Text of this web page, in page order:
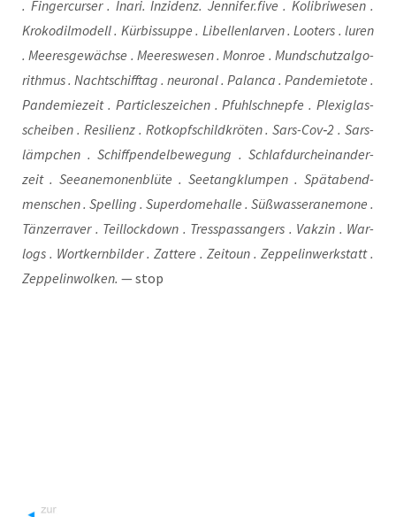
. Fin­ger­cur­ser . Ina­ri. Inzi­denz. Jennifer.five . Koli­bri­we­sen .
Kro­ko­dil­mo­dell . Kür­bis­sup­pe . Libel­len­lar­ven . Loo­ters . luren
. Mee­res­ge­wäch­se . Mee­res­we­sen . Mon­roe . Mund­schutz­al­go­
rith­mus . Nacht­schiff­tag . neu­ro­nal . Palan­ca . Pan­de­mie­to­te .
Pan­de­mie­zeit . Par­tic­les­zei­chen . Pfuhl­schnep­fe . Ple­xi­glas­
schei­ben . Resi­li­enz . Rotkopf­schild­krö­ten . Sars-Cov‑2 . Sars­
lämp­chen . Schiff­pen­del­be­we­gung . Schlaf­durch­ein­an­der­
zeit . See­ane­mo­nen­blü­te . See­tang­klum­pen . Spät­abend­
men­schen . Spel­ling . Super­do­me­hal­le . Süß­was­ser­ane­mo­ne .
Tän­zer­ra­ver . Teil­lock­down . Tress­pass­an­gers . Vak­zin . War­
logs . Wort­kern­bil­der . Zat­te­re . Zeit­o­un . Zep­pe­lin­werk­statt .
Zep­pe­lin­wol­ken. — stop